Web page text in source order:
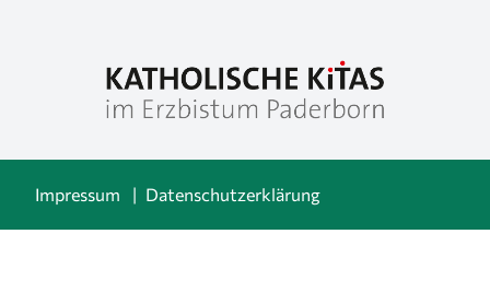
Impressum Datenschutzerklärung